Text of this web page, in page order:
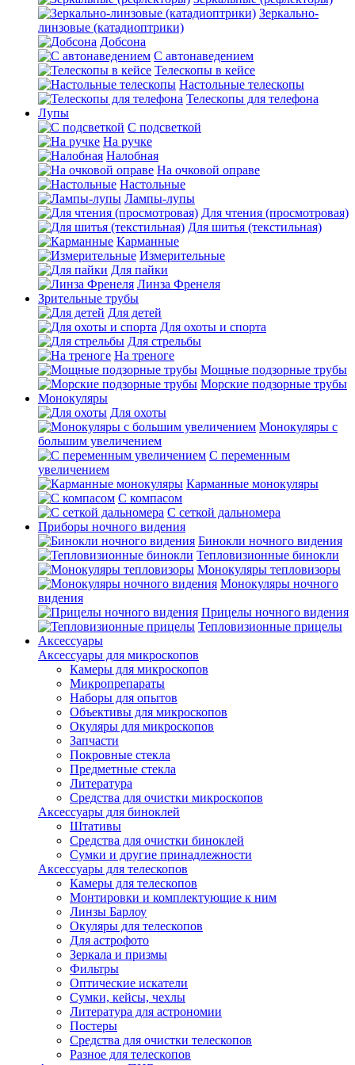
Зеркально-
линзовые (катадиоптрики)
Добсона
С автонаведением
Телескопы в кейсе
Настольные телескопы
Телескопы для телефона
Лупы
С подсветкой
На ручке
Налобная
На очковой оправе
Настольные
Лампы-лупы
Для чтения (просмотровая)
Для шитья (текстильная)
Карманные
Измерительные
Для пайки
Линза Френеля
Зрительные трубы
Для детей
Для охоты и спорта
Для стрельбы
На треноге
Мощные подзорные трубы
Морские подзорные трубы
Монокуляры
Для охоты
Монокуляры с
большим увеличением
С переменным
увеличением
Карманные монокуляры
С компасом
С сеткой дальномера
Приборы ночного видения
Бинокли ночного видения
Тепловизионные бинокли
Монокуляры тепловизоры
Монокуляры ночного
видения
Прицелы ночного видения
Тепловизионные прицелы
Аксессуары
Аксессуары для микроскопов
Камеры для микроскопов
Микропрепараты
Наборы для опытов
Объективы для микроскопов
Окуляры для микроскопов
Запчасти
Покровные стекла
Предметные стекла
Литература
Средства для очистки микроскопов
Аксессуары для биноклей
Штативы
Средства для очистки биноклей
Сумки и другие принадлежности
Аксессуары для телескопов
Камеры для телескопов
Монтировки и комплектующие к ним
Линзы Барлоу
Окуляры для телескопов
Для астрофото
Зеркала и призмы
Фильтры
Оптические искатели
Сумки, кейсы, чехлы
Литература для астрономии
Постеры
Средства для очистки телескопов
Разное для телескопов